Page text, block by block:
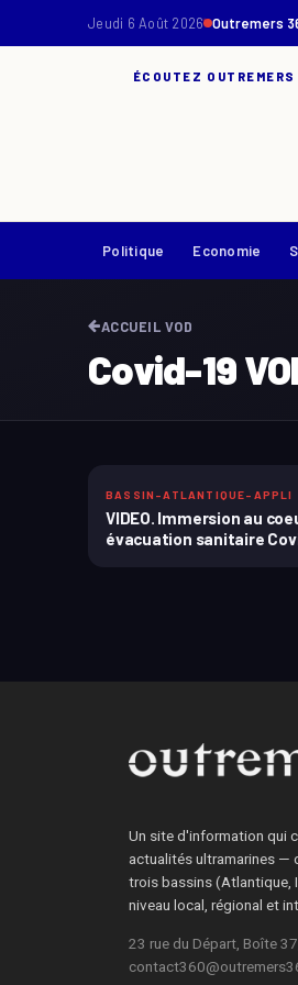
Jeudi 6 Août 2026 Outremers
ÉCOUTEZ
Politique Economie
ACCUEIL VOD
Covid-19
BASSIN-ATLANTIQUE-APPLI
VIDEO. Immersion au
évacuation sanitaire
Un site d'information qui
actualités ultramarines —
trois bassins (Atlantique,
niveau local, régional et
23 rue du Départ, Boîte